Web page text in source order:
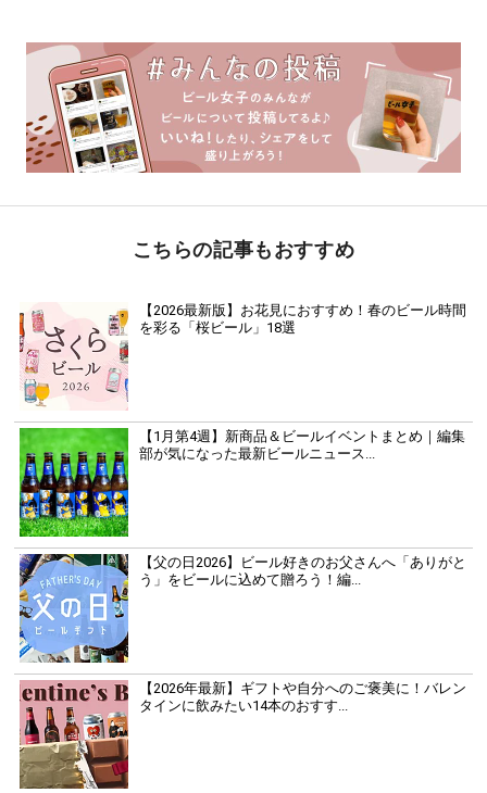
こちらの記事もおすすめ
【2026最新版】お花見におすすめ！春のビール時間
を彩る「桜ビール」18選
【1月第4週】新商品＆ビールイベントまとめ｜編集
部が気になった最新ビールニュース...
【父の日2026】ビール好きのお父さんへ「ありがと
う」をビールに込めて贈ろう！編...
【2026年最新】ギフトや自分へのご褒美に！バレン
タインに飲みたい14本のおすす...